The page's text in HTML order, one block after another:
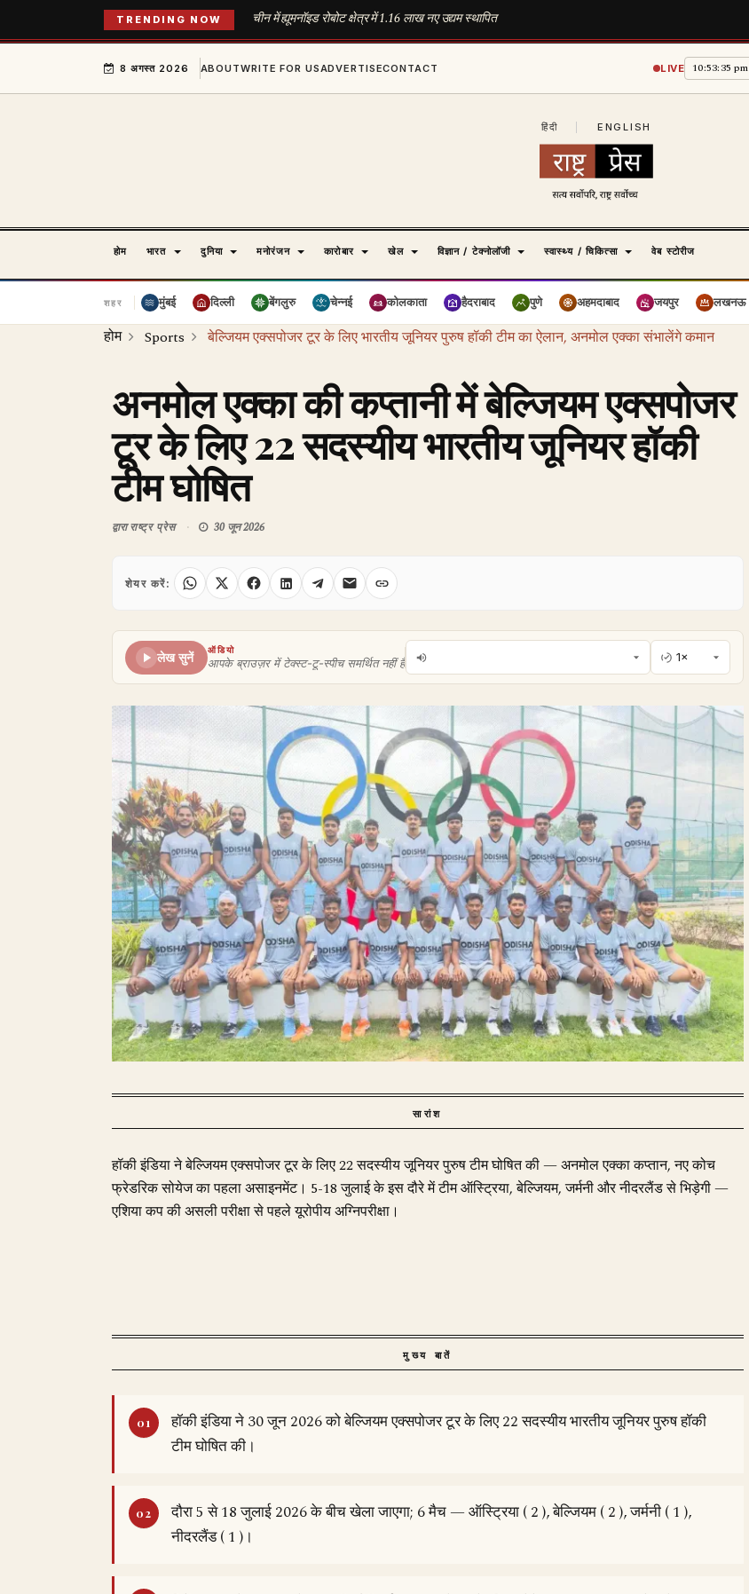
TRENDING NOW चीन में ह्यूमनॉइड रोबोट क्षेत्र में 1.16 लाख नए उद्यम स्थापित
8 अगस्त 2026 ABOUTWRITE FOR USADVERTISECONTACT LIVE 10:53:36 pm
हिंदी ENGLISH
होम भारत दुनिया मनोरंजन कारोबार खेल विज्ञान / टेक्नोलॉजी स्वास्थ्य / चिकित्सा वेब स्टोरीज
शहर मुंबई दिल्ली बेंगलुरु चेन्नई कोलकाता हैदराबाद पुणे अहमदाबाद जयपुर लखनऊ
होम Sports बेल्जियम एक्सपोजर टूर के लिए भारतीय जूनियर पुरुष हॉकी टीम का ऐलान, अनमोल एक्का संभालेंगे कमान
अनमोल एक्का की कप्तानी में बेल्जियम एक्सपोजर
टूर के लिए 22 सदस्यीय भारतीय जूनियर हॉकी
टीम घोषित
द्वाराराष्ट्र प्रेस 30 जून 2026
शेयर करें:
लेख सुनें
ऑडियो
आपके ब्राउज़र में टेक्स्ट-टू-स्पीच समर्थित नहीं है
सारांश
हॉकी इंडिया ने बेल्जियम एक्सपोजर टूर के लिए 22 सदस्यीय जूनियर पुरुष टीम घोषित की — अनमोल एक्का कप्तान, नए कोच
फ्रेडरिक सोयेज का पहला असाइनमेंट। 5-18 जुलाई के इस दौरे में टीम ऑस्ट्रिया, बेल्जियम, जर्मनी और नीदरलैंड से भिड़ेगी —
एशिया कप की असली परीक्षा से पहले यूरोपीय अग्निपरीक्षा।
मुख्य बातें
हॉकी इंडिया ने 30 जून 2026 को बेल्जियम एक्सपोजर टूर के लिए 22 सदस्यीय भारतीय जूनियर पुरुष हॉकी
टीम घोषित की।
दौरा 5 से 18 जुलाई 2026 के बीच खेला जाएगा; 6 मैच — ऑस्ट्रिया ( 2 ), बेल्जियम ( 2 ), जर्मनी ( 1 ),
नीदरलैंड ( 1 )।